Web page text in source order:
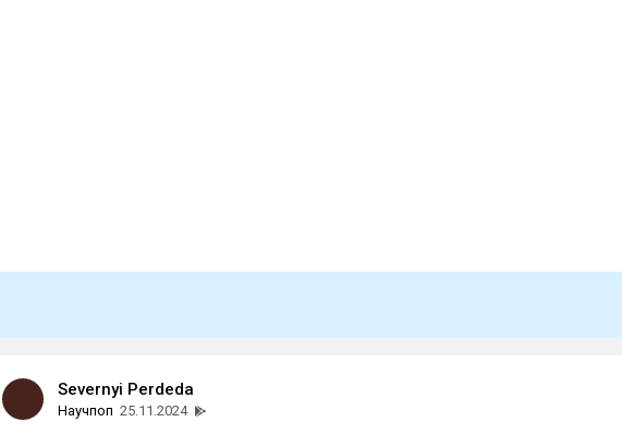
Severnyi Perdeda
Научпоп 25.11.2024